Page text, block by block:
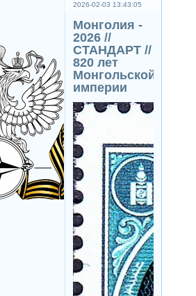
2026-02-03 13:43:05
Монголия -
2026 //
СТАНДАРТ //
820 лет
Монгольской
империи